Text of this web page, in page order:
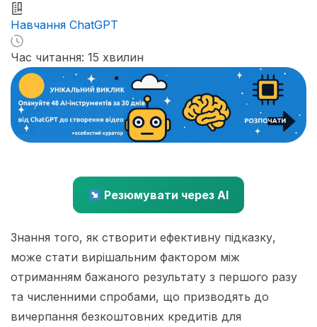
Навчання ChatGPT
Час читання: 15 хвилин
Резюмувати через AI
Знання того, як створити ефективну підказку,
може стати вирішальним фактором між
отриманням бажаного результату з першого разу
та численними спробами, що призводять до
вичерпання безкоштовних кредитів для